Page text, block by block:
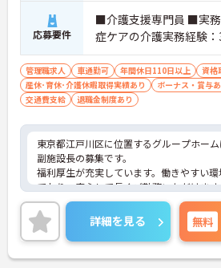
応募要件
■介護支援専門員 ■実
症ケアの介護実務経験：
管理職求人 車通勤可 年間休日110日以上 資格
産休･育休･介護休暇取得実績あり
ボーナス・賞与
交通費支給
退職金制度あり
東京都江戸川区に位置するグループホー
副施設長の募集です。
福利厚生が充実しています。働きやすい環
ており、安心して長くご勤務いただけま
昇給・賞与制度があり、頑張りがきちん
る職場です。
ご興味のある方には、面接対策ポイント
に詳細をご案内しますのでお気軽にご相
い！
詳細を見る 無料